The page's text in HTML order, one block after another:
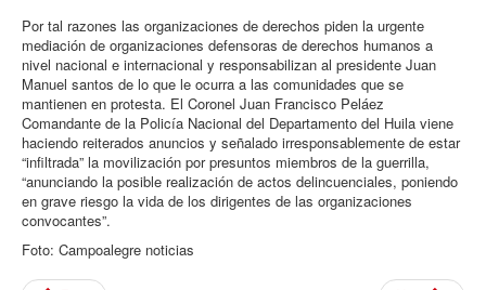
Por tal razones las organizaciones de derechos piden la urgente
mediación de organizaciones defensoras de derechos humanos a
nivel nacional e internacional y responsabilizan al presidente Juan
Manuel santos de lo que le ocurra a las comunidades que se
mantienen en protesta. El Coronel Juan Francisco Peláez
Comandante de la Policía Nacional del Departamento del Huila viene
haciendo reiterados anuncios y señalado irresponsablemente de estar
“infiltrada” la movilización por presuntos miembros de la guerrilla,
“anunciando la posible realización de actos delincuenciales, poniendo
en grave riesgo la vida de los dirigentes de las organizaciones
convocantes”.
Foto: Campoalegre noticias